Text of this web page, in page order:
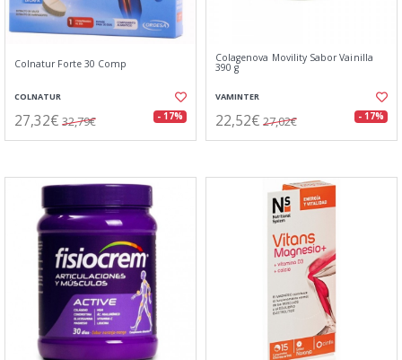
Colnatur Forte 30 Comp
COLNATUR
27,32€ 32,79€ - 17%
Colagenova Movility Sabor Vainilla
390 g
VAMINTER
22,52€ 27,02€ - 17%